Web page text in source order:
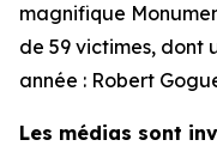
magnifique
de 59 victimes, dont
année : Robert
Les médias sont